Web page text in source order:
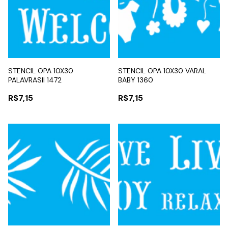
STENCIL OPA 10X30
PALAVRASII 1472
R$7,15
STENCIL OPA 10X30 VARAL
BABY 1360
R$7,15